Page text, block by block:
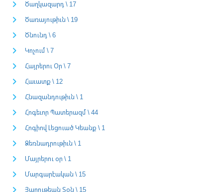
Ծաղկազարդ \ 17
Ծառայութիւն \ 19
Ծնունդ \ 6
Կոչում \ 7
Հայրերու Օր \ 7
Հաւատք \ 12
Հնազանդութիւն \ 1
Հոգեւոր Պատերազմ \ 44
Հոգիով Լեցուած Կեանք \ 1
Ձեռնադրութիւն \ 1
Մայրերու օր \ 1
Մարգարէական \ 15
Յարութեան Տօն \ 15